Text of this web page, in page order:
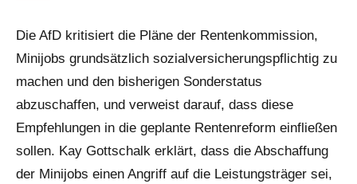
Die AfD kritisiert die Pläne der Rentenkommission,
Minijobs grundsätzlich sozialversicherungspflichtig zu
machen und den bisherigen Sonderstatus
abzuschaffen, und verweist darauf, dass diese
Empfehlungen in die geplante Rentenreform einfließen
sollen. Kay Gottschalk erklärt, dass die Abschaffung
der Minijobs einen Angriff auf die Leistungsträger sei,